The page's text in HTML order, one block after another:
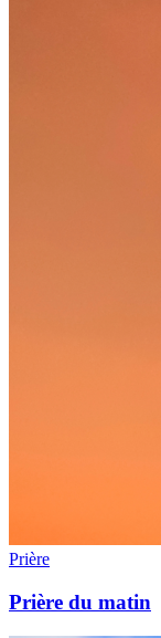
Prière
Prière du matin